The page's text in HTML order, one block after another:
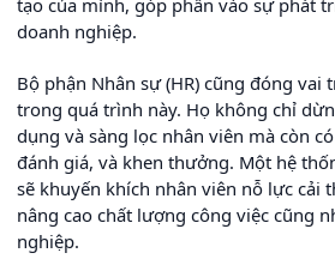
tạo của mình, góp phần vào sự phát
doanh nghiệp.
Bộ phận Nhân sự (HR) cũng đóng vai
trong quá trình này. Họ không chỉ
dụng và sàng lọc nhân viên mà còn
đánh giá, và khen thưởng. Một hệ
sẽ khuyến khích nhân viên nỗ lực cải
nâng cao chất lượng công việc cũng
nghiệp.